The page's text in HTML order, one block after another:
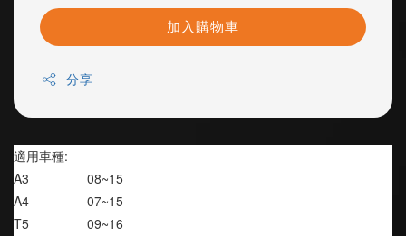
加入購物車
分享
適用車種:
A3                08~15
A4                07~15
T5                09~16